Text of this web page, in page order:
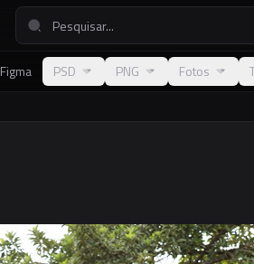
Figma PSD PNG Fotos